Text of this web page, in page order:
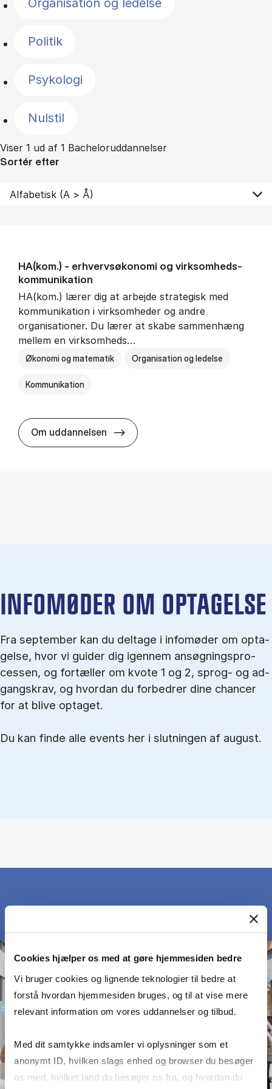
Cookies hjælper os med at gøre hjemmesiden bedre
Vi bruger cookies og lignende teknologier til bedre at
forstå hvordan hjemmesiden bruges, og til at vise mere
relevant information om vores uddannelser og tilbud.
Med dit samtykke indsamler vi oplysninger som et
anonymt ID, hvilken slags enhed og browser du besøger
os med, hvilket land du besøger os fra, og hvordan du
Organisation og ledelse
Politik
Psykologi
Nulstil
Viser 1 ud af 1 Bacheloruddannelser
Sortér efter
HA(kom.) - erhvervs­økonomi og virksomheds­
kommunikation
HA(kom.) lærer dig at arbejde strategisk med
kommunikation i virksomheder og andre
organisationer. Du lærer at skabe sammenhæng
mellem en virksomheds…
Økonomi og matematik Organisation og ledelse
Kommunikation
Om uddannelsen HA(kom.) - erhvervs­økonomi
IN­FO­MØ­DER OM OP­TA­GEL­SE
Fra september kan du del­tage i in­fo­mø­der om op­ta­
gel­se, hvor vi gu­i­der dig igen­nem an­søg­nings­pro­
ces­sen, og for­tæl­ler om kvo­te 1 og 2, sprog- og ad­
gangs­krav, og hvordan du forbedrer dine chancer
for at blive optaget.
Du kan finde alle events her i slutningen af august.